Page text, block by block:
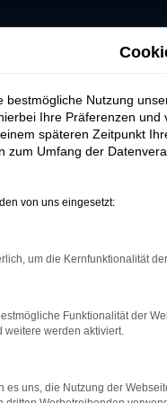
– besonders,
eine große
unterstützen wir
Qualitätscheck,
Ihnen flexible
Seubert GmbH
Schritte – von
Gebrauchtwagen.
bestmögliche Nutzung
Ihre Präferenzen
späteren Zeitpunkt
zum Umfang der
von uns eingesetzt:
um die Kernfunktionalität
Funktionalität der
weitere werden aktiviert.
es uns, die Nutzung der